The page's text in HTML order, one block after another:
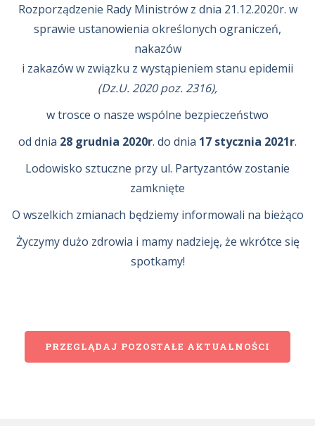
Rozporządzenie Rady Ministrów z dnia 21.12.2020r. w
sprawie ustanowienia określonych ograniczeń,
nakazów
i zakazów w związku z wystąpieniem stanu epidemii
(Dz.U. 2020 poz. 2316),
w trosce o nasze wspólne bezpieczeństwo
od dnia 28 grudnia 2020r. do dnia 17 stycznia 2021r.
Lodowisko sztuczne przy ul. Partyzantów zostanie
zamknięte
O wszelkich zmianach będziemy informowali na bieżąco
Życzymy dużo zdrowia i mamy nadzieję, że wkrótce się
spotkamy!
PRZEGLĄDAJ POZOSTAŁE AKTUALNOŚCI